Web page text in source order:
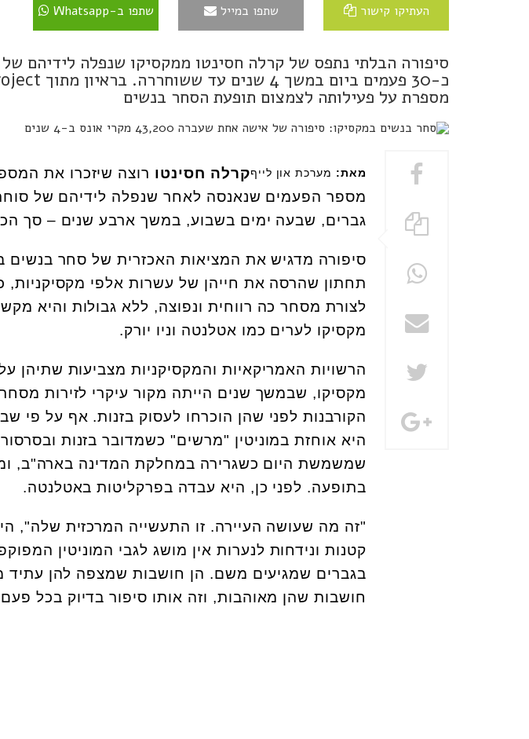
העתיקו קישור שתפו במייל שתפו ב-Whatsapp
מספרת על פעילותה לצמצום תופעת הסחר בנשים
מאת: מערכת און לייףקרלה חסינטו
גברים, שבעה ימים בשבוע, במשך ארבע שנים – סך הכל
סיפורה מדגיש את המציאות האכזרית של סחר בנשים
תחתון שהרסה את חייהן של עשרות אלפי
לצורת מסחר כה רווחית ונפוצה, ללא גבולות והיא
מקסיקו לערים כמו אטלנטה וניו יורק.
הרשויות האמריקאיות והמקסיקניות מצביעות שתיהן
מקסיקו, שבמשך שנים הייתה מקור עיקרי לזירות
היא אוחזת במוניטין "מרשים" כשמדובר בזנות
שמשמשת היום כשגרירה במחלקת המדינה בארה"ב,
בתופעה. לפני כן, היא עבדה בפרקליטות באטלנטה.
"זה מה שעושה העיירה. זו התעשייה המרכזית שלה",
קטנות ונידחות לנערות אין מושג לגבי המוניטין
בגברים שמגיעים משם. הן חושבות שמצפה להן עתיד
חושבות שהן מאוהבות, וזה אותו סיפור בדיוק בכל